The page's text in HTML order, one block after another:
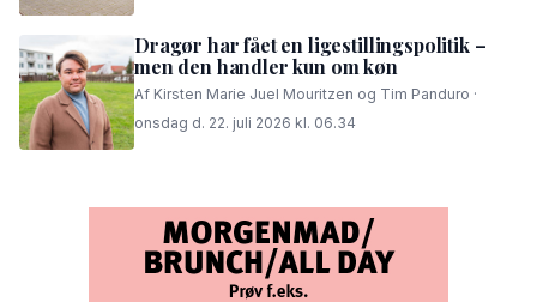
Dragør har fået en ligestillingspolitik –
men den handler kun om køn
Af Kirsten Marie Juel Mouritzen og Tim Panduro ·
onsdag d. 22. juli 2026 kl. 06.34